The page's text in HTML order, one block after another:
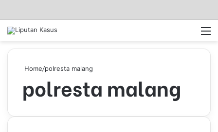
Home/polresta malang
polresta malang